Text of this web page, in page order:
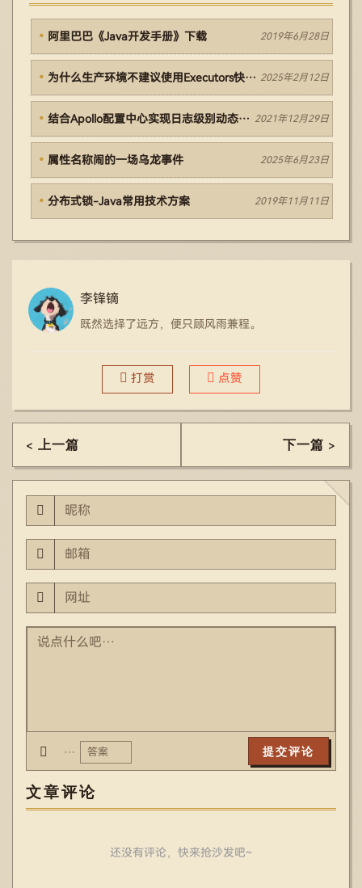
阿里巴巴《Java开发手册》下载 2019年6月28日
为什么生产环境不建议使用Executors快捷创建线程池？ 2025年2月12日
结合Apollo配置中心实现日志级别动态配置 2021年12月29日
属性名称闹的一场乌龙事件 2025年6月23日
分布式锁-Java常用技术方案 2019年11月11日
李锋镝
既然选择了远方，便只顾风雨兼程。
打赏 点赞
< 上一篇 下一篇 >
…
文章评论
还没有评论，快来抢沙发吧~